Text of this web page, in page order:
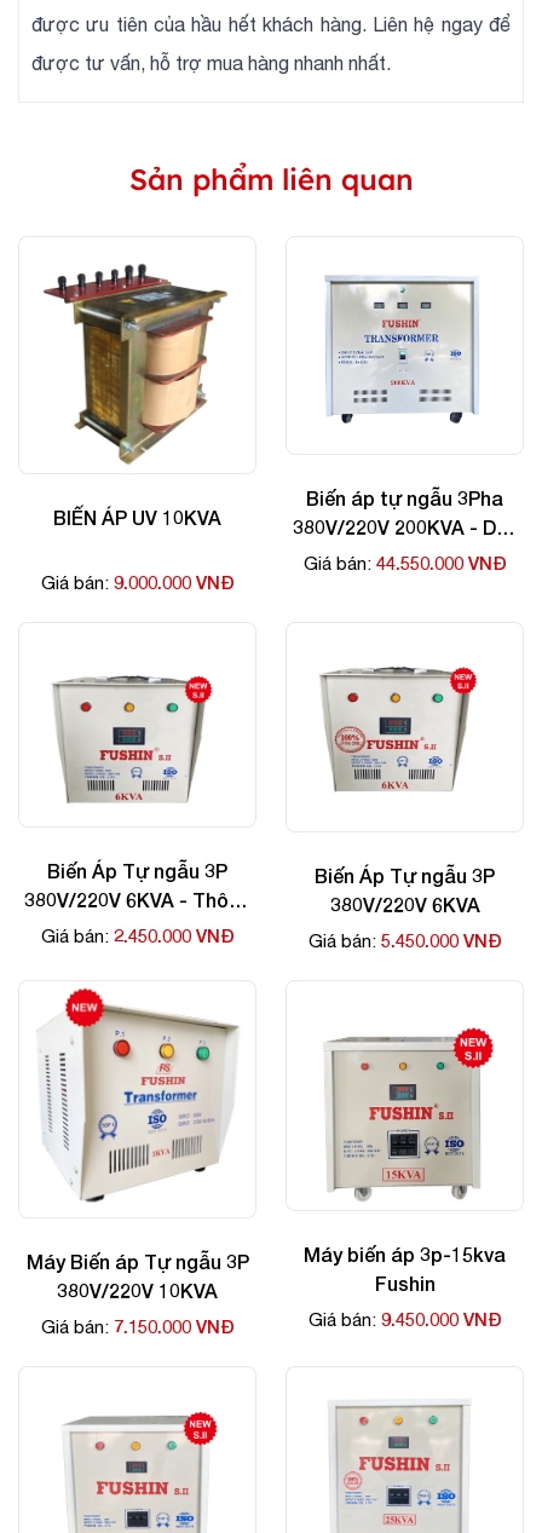
được ưu tiên của hầu hết khách hàng. Liên hệ ngay để
được tư vấn, hỗ trợ mua hàng nhanh nhất.
Sản phẩm liên quan
BIẾN ÁP UV 10KVA
Giá bán: 9.000.000 VNĐ
Biến áp tự ngẫu 3Pha
380V/220V 200KVA - Dây
Nhôm
Giá bán: 44.550.000 VNĐ
Biến Áp Tự ngẫu 3P
380V/220V 6KVA - Thông
Dụng
Giá bán: 2.450.000 VNĐ
Biến Áp Tự ngẫu 3P
380V/220V 6KVA
Giá bán: 5.450.000 VNĐ
Máy Biến áp Tự ngẫu 3P
380V/220V 10KVA
Giá bán: 7.150.000 VNĐ
Máy biến áp 3p-15kva
Fushin
Giá bán: 9.450.000 VNĐ